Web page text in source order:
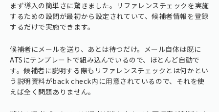
まず導入の簡単さに驚きました。リファレンスチェックを実施
するための設問が最初から設定されていて、候補者情報を登録
するだけで実施できます。
候補者にメールを送り、あとは待つだけ。メール自体は既に
ATSにテンプレートで組み込んでいるので、ほとんど自動で
す。候補者に説明する際もリファレンスチェックとは何かとい
う説明資料がback check内に用意されているので、それを使
えば全く問題ありません。